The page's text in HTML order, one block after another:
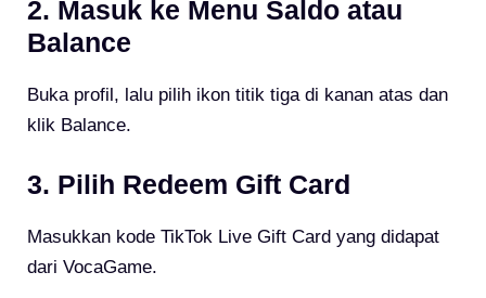
2. Masuk ke Menu Saldo atau
Balance
Buka profil, lalu pilih ikon titik tiga di kanan atas dan
klik Balance.
3. Pilih Redeem Gift Card
Masukkan kode TikTok Live Gift Card yang didapat
dari VocaGame.